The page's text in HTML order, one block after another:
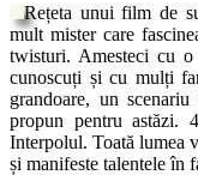
Rețeta unui film de
mult mister care
twisturi. Amesteci cu
cunoscuți și cu mulți
grandoare, un
propun pentru
Interpolul. Toată lumea
și manifeste talentele în